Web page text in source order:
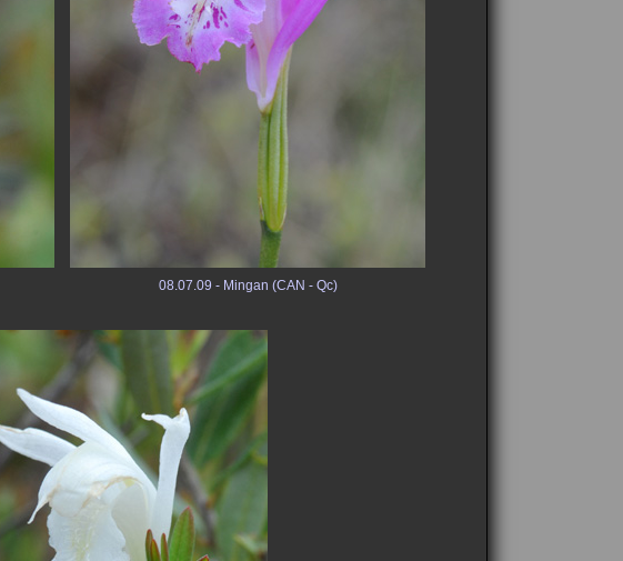
08.07.09 - Mingan (CAN - Qc)